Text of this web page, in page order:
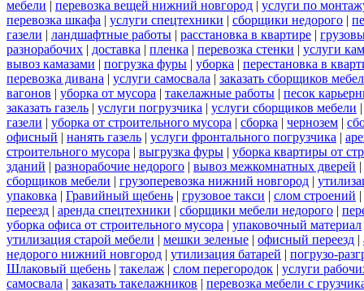
мебели | перевозка вещей нижний новгород | услуги по
перевозка шкафа | услуги спецтехники | сборщики недорого |
газели | ландшафтные работы | расстановка в квартире |
разнорабочих | доставка | пленка | перевозка стенки | услуги
вывоз камазами | погрузка фуры | уборка | перестановка в
перевозка дивана | услуги самосвала | заказать сборщиков
вагонов | уборка от мусора | такелажные работы | песок
заказать газель | услуги погрузчика | услуги сборщиков мебели
газели | уборка от строительного мусора | сборка | чернозем |
офисный | нанять газель | услуги фронтального погрузчика |
строительного мусора | выгрузка фуры | уборка квартиры от
зданий | разнорабочие недорого | вывоз межкомнатных дверей |
сборщиков мебели | грузоперевозка нижний новгород |
упаковка | Гравийный щебень | грузовое такси | слом строений |
переезд | аренда спецтехники | сборщики мебели недорого |
уборка офиса от строительного мусора | упаковочный материал
утилизация старой мебели | мешки зеленые | офисный переезд |
недорого нижний новгород | утилизация батарей | погрузо-
Шлаковый щебень | такелаж | слом перегородок | услуги
самосвала | заказать такелажников | перевозка мебели с